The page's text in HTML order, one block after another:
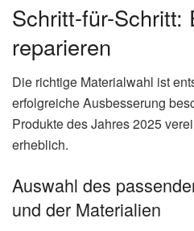
Schritt-für-Schritt:
reparieren
Die richtige Materialwahl ist
erfolgreiche Ausbesserung
Produkte des Jahres 2025
erheblich.
Auswahl des
und der Materialien